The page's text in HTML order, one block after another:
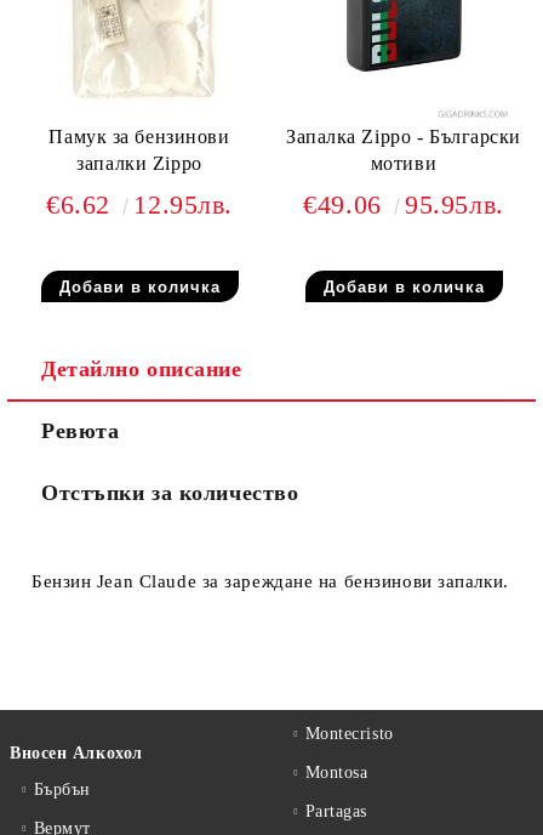
Памук за бензинови
запалки Zippo
€6.62 12.95лв.
Запалка Zippo - Български
мотиви
€49.06 95.95лв.
Детайлно описание
Ревюта
Отстъпки за количество
Бензин Jean Claude за зареждане на бензинови запалки.
Вносен Алкохол
Бърбън
Вермут
Montecristo
Montosa
Partagas